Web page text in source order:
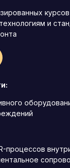
и
процессов